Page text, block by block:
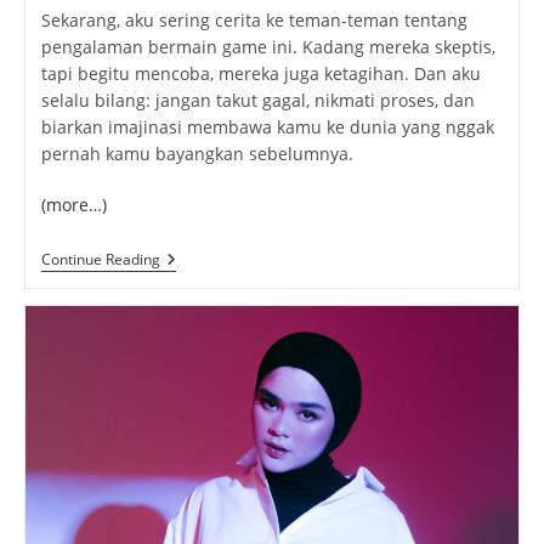
Sekarang, aku sering cerita ke teman-teman tentang
pengalaman bermain game ini. Kadang mereka skeptis,
tapi begitu mencoba, mereka juga ketagihan. Dan aku
selalu bilang: jangan takut gagal, nikmati proses, dan
biarkan imajinasi membawa kamu ke dunia yang nggak
pernah kamu bayangkan sebelumnya.
(more…)
Continue ReadingShape
Of